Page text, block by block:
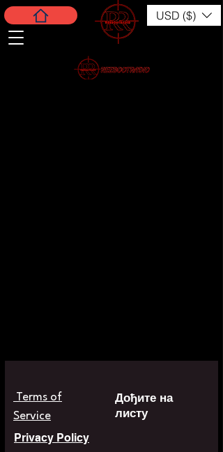
USD ($)
Terms of
Service
Дођите на
листу
Privacy Policy